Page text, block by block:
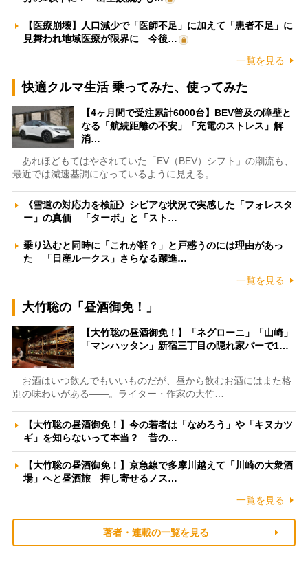
【医療崩壊】人口減少で「医師不足」に加えて「患者不足」に
見舞われ地域医療が限界に 今後…
一覧を見る
快適クルマ生活 乗ってみた、使ってみた
【4ヶ月間で受注累計6000台】BEV普及の障壁と
なる「航続距離の不安」「充電のストレス」解
消…
あれほどもてはやされていた「EV（BEV）シフト」の潮流も、
最近では減速基調になっているように見える。…
《雪道の対応力を検証》シビアな状況で実感した「フォレスタ
ー」の真価 「ターボ」と「スト…
乗り込むと同時に「これが軽？」と戸惑うのには理由があっ
た 「日産ルークス」さらなる躍進…
一覧を見る
大竹聡の「昼酒御免！」
【大竹聡の昼酒御免！】「ネグローニ」「山崎」
「マンハッタン」新宿三丁目の隠れ家バーで1…
お酒はいつ飲んでもいいものだが、昼から飲むお酒にはまた格
別の味わいがある――。ライター・作家の大竹…
【大竹聡の昼酒御免！】今の若者は「なめろう」や「キヌカツ
ギ」を知らないって本当？ 昔の…
【大竹聡の昼酒御免！】京急線で多摩川越えて「川崎の大衆酒
場」へと昼酒旅 押し寄せるノス…
一覧を見る
著者・連載の一覧を見る